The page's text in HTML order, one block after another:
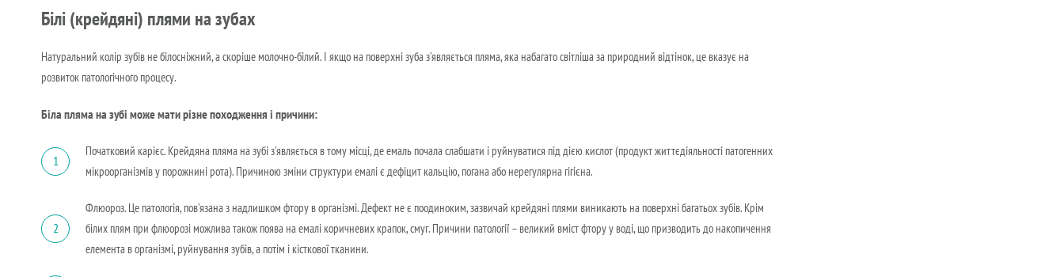
Білі (крейдяні) плями на зубах
Натуральний колір зубів не білосніжний, а скоріше молочно-білий. І якщо на поверхні зуба з’являється пляма, яка набагато світліша за природний відтінок, це вказує на
розвиток патологічного процесу.
Біла пляма на зубі може мати різне походження і причини:
1
Початковий карієс. Крейдяна пляма на зубі з’являється в тому місці, де емаль почала слабшати і руйнуватися під дією кислот (продукт життєдіяльності патогенних
мікроорганізмів у порожнині рота). Причиною зміни структури емалі є дефіцит кальцію, погана або нерегулярна гігієна.
2
Флюороз. Це патологія, пов’язана з надлишком фтору в організмі. Дефект не є поодиноким, зазвичай крейдяні плями виникають на поверхні багатьох зубів. Крім
білих плям при флюорозі можлива також поява на емалі коричневих крапок, смуг. Причини патології – великий вміст фтору у воді, що призводить до накопичення
елемента в організмі, руйнування зубів, а потім і кісткової тканини.